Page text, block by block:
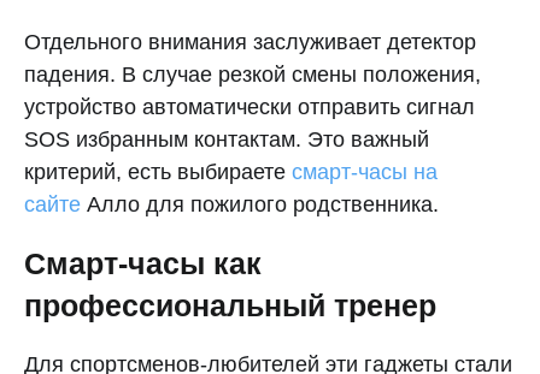
Отдельного внимания заслуживает детектор
падения. В случае резкой смены положения,
устройство автоматически отправить сигнал
SOS избранным контактам. Это важный
критерий, есть выбираете смарт-часы на
сайте Алло для пожилого родственника.
Смарт-часы как
профессиональный тренер
Для спортсменов-любителей эти гаджеты стали